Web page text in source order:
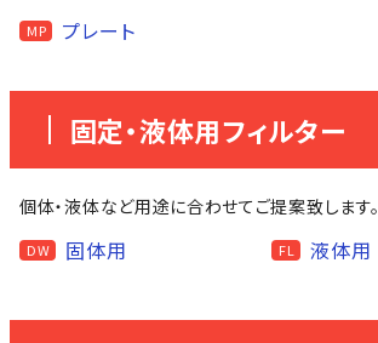
MP プレート
固定・液体用フィルター
個体・液体など用途に合わせてご提案致します。
DW 固体用 FL 液体用